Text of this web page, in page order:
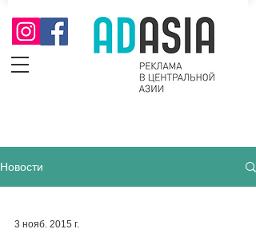
Новости
3 нояб. 2015 г.